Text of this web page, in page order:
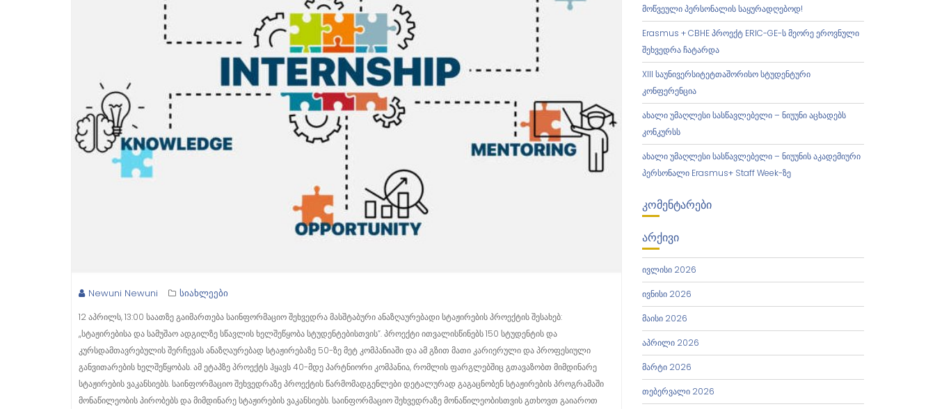
Newuni Newuni სიახლეები
12 აპრილს, 13:00 საათზე გაიმართება საინფორმაციო შეხვედრა მასშტაბური ანაზღაურებადი სტაჟირების პროექტის შესახებ:
,,სტაჟირებისა და სამუშაო ადგილზე სწავლის ხელშეწყობა სტუდენტებისთვის”. პროექტი ითვალისწინებს 150 სტუდენტის და
კურსდამთავრებულის შერჩევას ანაზღაურებად სტაჟირებაზე 50-ზე მეტ კომპანიაში და ამ გზით მათი კარიერული და პროფესიული
განვითარების ხელშეწყობას. ამ ეტაპზე პროექტს ჰყავს 40-მდე პარტნიორი კომპანია, რომლის ფარგლებშიც გთავაზობთ მიმდინარე
სტაჟირების ვაკანსიებს. საინფორმაციო შეხვედრაზე პროექტის წარმომადგენლები დეტალურად გაგაცნობენ სტაჟირების პროგრამაში
მონაწილეობის პირობებს და მიმდინარე სტაჟირების ვაკანსიებს. საინფორმაციო შეხვედრაზე მონაწილეობისთვის გთხოვთ გაიაროთ
მოწვეული პერსონალის საყურადღებოდ!
Erasmus + CBHE პროექტ ERIC-GE-ს მეორე ეროვნული
შეხვედრა ჩატარდა
XIII საუნივერსიტეტთაშორისო სტუდენტური
კონფერენცია
ახალი უმაღლესი სასწავლებელი – ნიუუნი აცხადებს
კონკურსს
ახალი უმაღლესი სასწავლებელი – ნიუუნის აკადემიური
პერსონალი Erasmus+ Staff Week-ზე
ᲙᲝᲛᲔᲜᲢᲐᲠᲔᲑᲘ
ᲐᲠᲥᲘᲕᲘ
ივლისი 2026
ივნისი 2026
მაისი 2026
აპრილი 2026
მარტი 2026
თებერვალი 2026